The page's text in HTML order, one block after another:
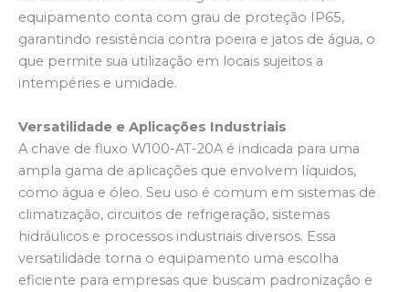
equipamento conta com grau de proteção IP65,
garantindo resistência contra poeira e jatos de água, o
que permite sua utilização em locais sujeitos a
intempéries e umidade.
Versatilidade e Aplicações Industriais
A chave de fluxo W100-AT-20A é indicada para uma
ampla gama de aplicações que envolvem líquidos,
como água e óleo. Seu uso é comum em sistemas de
climatização, circuitos de refrigeração, sistemas
hidráulicos e processos industriais diversos. Essa
versatilidade torna o equipamento uma escolha
eficiente para empresas que buscam padronização e